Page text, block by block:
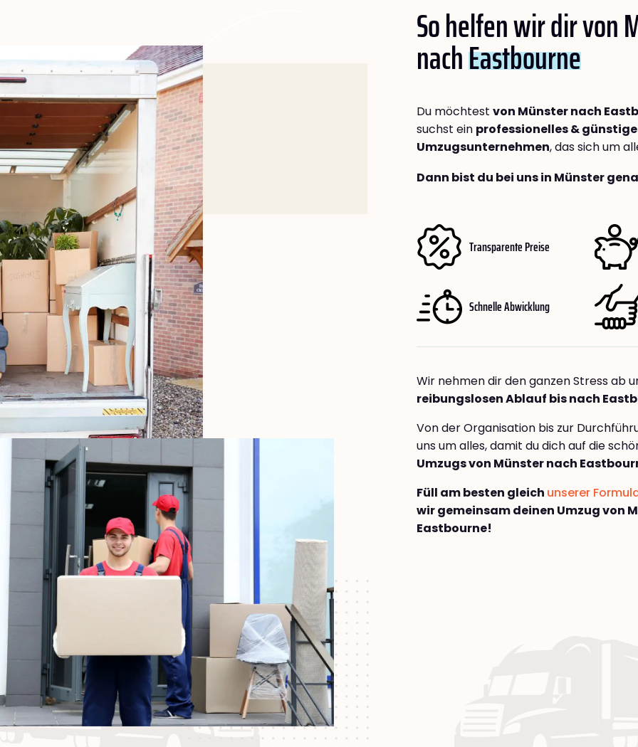
So helfen wir dir von
nachEastbourne
Du möchtest von Münster nach
suchst ein professionelles &
Umzugsunternehmen, das sich um
Dann bist du bei uns in Münster
Transparente Preise
Schnelle Abwicklung
Wir nehmen dir den ganzen Stress ab
reibungslosen Ablauf bis nach
Von der Organisation bis zur
uns um alles, damit du dich auf die
Umzugs von Münster nach
Füll am besten gleich unserer
wir gemeinsam deinen Umzug von
Eastbourne!